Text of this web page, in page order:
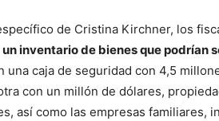
de Cristina Kirchner, los
un inventario de bienes que podrían
una caja de seguridad con 4,5
con un millón de dólares,
así como las empresas familiares,